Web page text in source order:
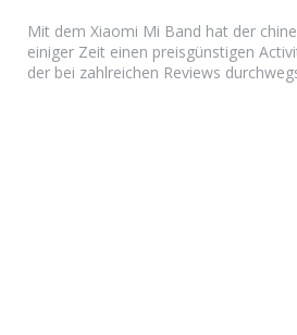
Mit dem Xiaomi Mi Band hat der
einiger Zeit einen preisgünstigen
der bei zahlreichen Reviews